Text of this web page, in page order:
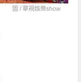
圖 /華視娛樂show